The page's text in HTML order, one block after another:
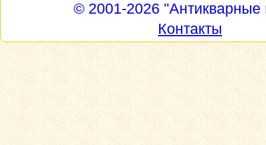
© 2001-2026 "Антикварные
Контакты